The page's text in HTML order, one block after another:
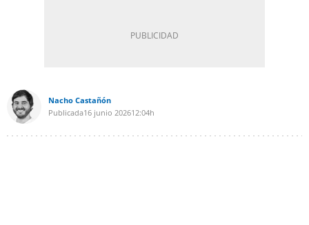
Nacho Castañón
Publicada16 junio 202612:04h